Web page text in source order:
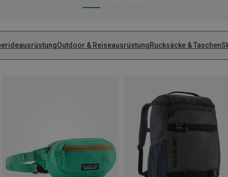
Outdoor & ReiseausrüstungRucksäcke & Taschen